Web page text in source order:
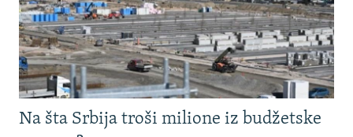
Na šta Srbija troši milione iz budžetske